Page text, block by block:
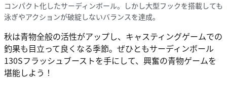
コンパクト化したサーディンボール。しかし大型フックを搭載しても
泳ぎやアクションが破綻しないバランスを達成。
秋は青物全般の活性がアップし、キャスティングゲームでの
釣果も目立って良くなる季節。ぜひともサーディンボール
130Sフラッシュブーストを手にして、興奮の青物ゲームを
堪能しよう！